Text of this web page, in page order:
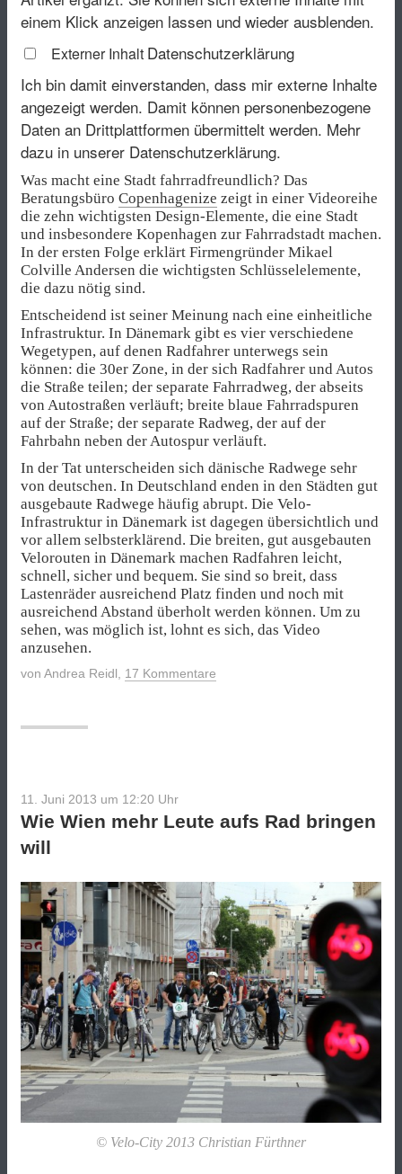
einem Klick anzeigen lassen und wieder ausblenden.
Externer Inhalt Datenschutzerklärung
Ich bin damit einverstanden, dass mir externe Inhalte
angezeigt werden. Damit können personenbezogene
Daten an Drittplattformen übermittelt werden. Mehr
dazu in unserer Datenschutzerklärung.
Was macht eine Stadt fahrradfreundlich? Das
Beratungsbüro Copenhagenize zeigt in einer Videoreihe
die zehn wichtigsten Design-Elemente, die eine Stadt
und insbesondere Kopenhagen zur Fahrradstadt machen.
In der ersten Folge erklärt Firmengründer Mikael
Colville Andersen die wichtigsten Schlüsselelemente,
die dazu nötig sind.
Entscheidend ist seiner Meinung nach eine einheitliche
Infrastruktur. In Dänemark gibt es vier verschiedene
Wegetypen, auf denen Radfahrer unterwegs sein
können: die 30er Zone, in der sich Radfahrer und Autos
die Straße teilen; der separate Fahrradweg, der abseits
von Autostraßen verläuft; breite blaue Fahrradspuren
auf der Straße; der separate Radweg, der auf der
Fahrbahn neben der Autospur verläuft.
In der Tat unterscheiden sich dänische Radwege sehr
von deutschen. In Deutschland enden in den Städten gut
ausgebaute Radwege häufig abrupt. Die Velo-
Infrastruktur in Dänemark ist dagegen übersichtlich und
vor allem selbsterklärend. Die breiten, gut ausgebauten
Velorouten in Dänemark machen Radfahren leicht,
schnell, sicher und bequem. Sie sind so breit, dass
Lastenräder ausreichend Platz finden und noch mit
ausreichend Abstand überholt werden können. Um zu
sehen, was möglich ist, lohnt es sich, das Video
anzusehen.
von Andrea Reidl, 17 Kommentare
11. Juni 2013 um 12:20 Uhr
Wie Wien mehr Leute aufs Rad bringen
will
© Velo-City 2013 Christian Fürthner